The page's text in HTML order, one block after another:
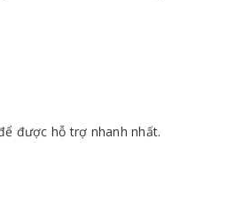
được hỗ trợ nhanh nhất.